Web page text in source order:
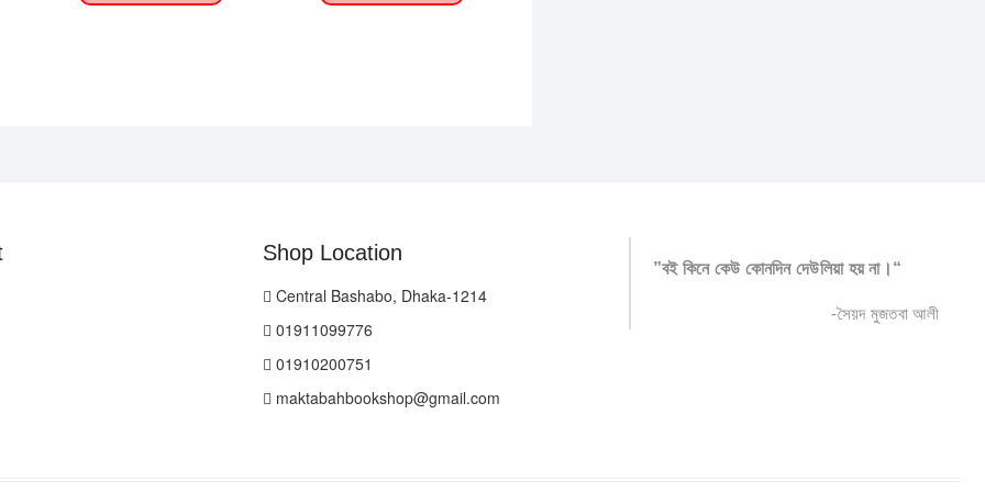
Shop Location
Central Bashabo, Dhaka-1214
01911099776
01910200751
maktabahbookshop@gmail.com
”বই কিনে কেউ কোনদিন দেউলিয়া হয় না।“
-সৈয়দ মুজতবা আলী